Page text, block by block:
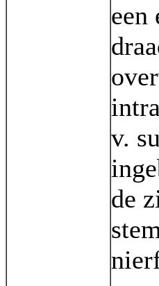
een
v.
de